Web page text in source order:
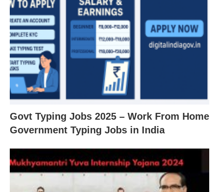
Govt Typing Jobs 2025 – Work From Home
Government Typing Jobs in India